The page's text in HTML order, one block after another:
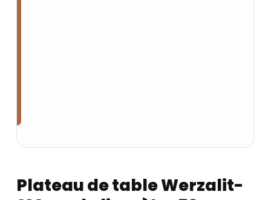
Plateau de table Werzalit-